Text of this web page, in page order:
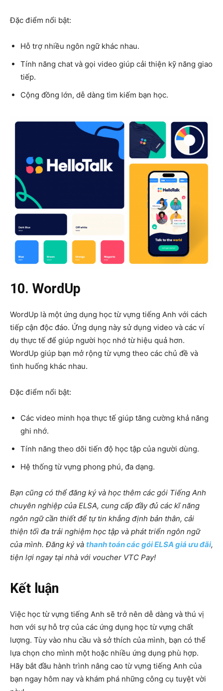
Đặc điểm nổi bật:
Hỗ trợ nhiều ngôn ngữ khác nhau.
Tính năng chat và gọi video giúp cải thiện kỹ năng giao
tiếp.
Cộng đồng lớn, dễ dàng tìm kiếm bạn học.
10. WordUp
WordUp là một ứng dụng học từ vựng tiếng Anh với cách
tiếp cận độc đáo. Ứng dụng này sử dụng video và các ví
dụ thực tế để giúp người học nhớ từ hiệu quả hơn.
WordUp giúp bạn mở rộng từ vựng theo các chủ đề và
tình huống khác nhau.
Đặc điểm nổi bật:
Các video minh họa thực tế giúp tăng cường khả năng
ghi nhớ.
Tính năng theo dõi tiến độ học tập của người dùng.
Hệ thống từ vựng phong phú, đa dạng.
Bạn cũng có thể đăng ký và học thêm các gói Tiếng Anh
chuyên nghiệp của ELSA, cung cấp đầy đủ các kĩ năng
ngôn ngữ cần thiết để tự tin khẳng định bản thân, cải
thiện tối đa trải nghiệm học tập và phát triển ngôn ngữ
của mình. Đăng ký và thanh toán các gói ELSA giá ưu đãi,
tiện lợi ngay tại nhà với voucher VTC Pay!
Kết luận
Việc học từ vựng tiếng Anh sẽ trở nên dễ dàng và thú vị
hơn với sự hỗ trợ của các ứng dụng học từ vựng chất
lượng. Tùy vào nhu cầu và sở thích của mình, bạn có thể
lựa chọn cho mình một hoặc nhiều ứng dụng phù hợp.
Hãy bắt đầu hành trình nâng cao từ vựng tiếng Anh của
bạn ngay hôm nay và khám phá những công cụ tuyệt vời